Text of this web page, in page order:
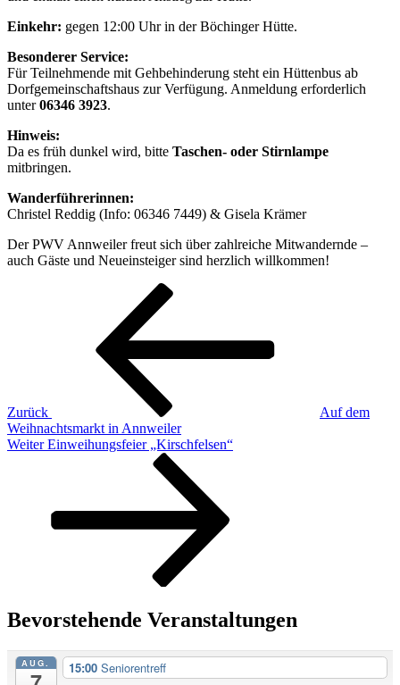
Einkehr: gegen 12:00 Uhr in der Böchinger Hütte.
Besonderer Service:
Für Teilnehmende mit Gehbehinderung steht ein Hüttenbus ab
Dorfgemeinschaftshaus zur Verfügung. Anmeldung erforderlich
unter06346 3923.
Hinweis:
Da es früh dunkel wird, bitte Taschen- oder Stirnlampe
mitbringen.
Wanderführerinnen:
Christel Reddig (Info: 06346 7449) & Gisela Krämer
Der PWV Annweiler freut sich über zahlreiche Mitwandernde –
auch Gäste und Neueinsteiger sind herzlich willkommen!
Beitragsnavigation
Zurück
Auf dem
Weihnachtsmarkt in Annweiler
Nächster
Weiter Einweihungsfeier „Kirschfelsen“
Bevorstehende Veranstaltungen
AUG. 15:00 Seniorentreff